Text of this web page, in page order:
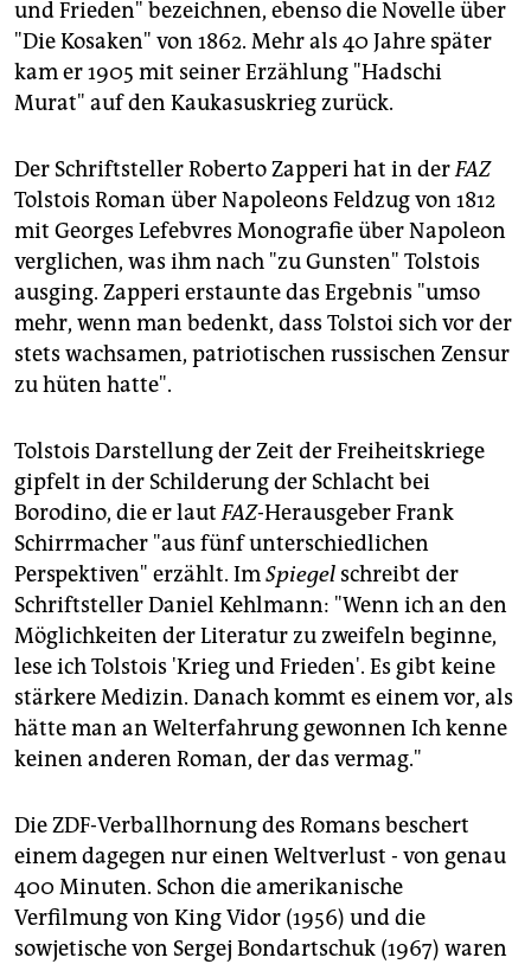
und Frieden" bezeichnen, ebenso die Novelle über
"Die Kosaken" von 1862. Mehr als 40 Jahre später
kam er 1905 mit seiner Erzählung "Hadschi
Murat" auf den Kaukasuskrieg zurück.
Der Schriftsteller Roberto Zapperi hat in derFAZ
Tolstois Roman über Napoleons Feldzug von 1812
mit Georges Lefebvres Monografie über Napoleon
verglichen, was ihm nach "zu Gunsten" Tolstois
ausging. Zapperi erstaunte das Ergebnis "umso
mehr, wenn man bedenkt, dass Tolstoi sich vor der
stets wachsamen, patriotischen russischen Zensur
zu hüten hatte".
Tolstois Darstellung der Zeit der Freiheitskriege
gipfelt in der Schilderung der Schlacht bei
Borodino, die er lautFAZ-Herausgeber Frank
Schirrmacher "aus fünf unterschiedlichen
Perspektiven" erzählt. ImSpiegel schreibt der
Schriftsteller Daniel Kehlmann: "Wenn ich an den
Möglichkeiten der Literatur zu zweifeln beginne,
lese ich Tolstois 'Krieg und Frieden'. Es gibt keine
stärkere Medizin. Danach kommt es einem vor, als
hätte man an Welterfahrung gewonnen Ich kenne
keinen anderen Roman, der das vermag."
Die ZDF-Verballhornung des Romans beschert
einem dagegen nur einen Weltverlust - von genau
400 Minuten. Schon die amerikanische
Verfilmung von King Vidor (1956) und die
sowjetische von Sergej Bondartschuk (1967) waren